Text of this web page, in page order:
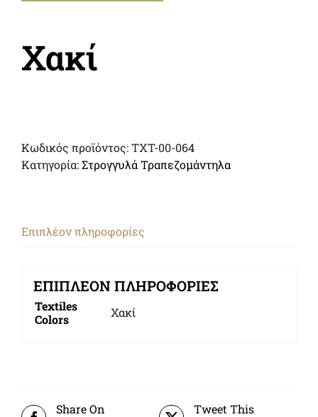
Χακί
Κωδικός προϊόντος:TXT-00-064
Κατηγορία:Στρογγυλά Τραπεζομάντηλα
Επιπλέον πληροφορίες
ΕΠΙΠΛΈΟΝ ΠΛΗΡΟΦΟΡΊΕΣ
Textiles
Colors
Χακί
Share On
Tweet This